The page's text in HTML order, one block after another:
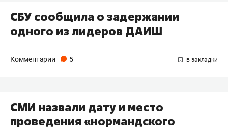
СБУ сообщила о задержании
одного из лидеров ДАИШ
Комментарии 5
СМИ назвали дату и место
проведения «нормандского